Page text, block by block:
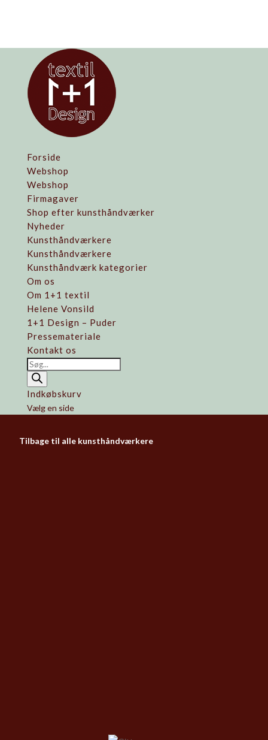
Forside
Webshop
Webshop
Firmagaver
Shop efter kunsthåndværker
Nyheder
Kunsthåndværkere
Kunsthåndværkere
Kunsthåndværk kategorier
Om os
Om 1+1 textil
Helene Vonsild
1+1 Design – Puder
Pressemateriale
Kontakt os
Products
search
Indkøbskurv
Vælg en side
Tilbage til alle kunsthåndværkere